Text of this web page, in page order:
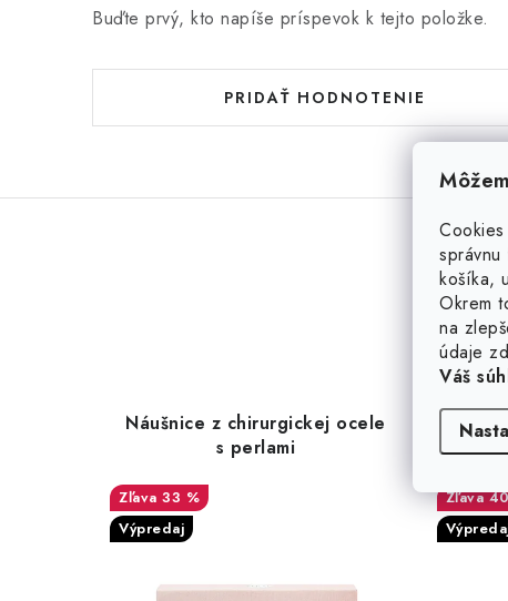
správnu
košíka,
Okrem
na
údaje
Váš
Buďte prvý, kto napíše príspevok k tejto položke.
PRIDAŤ HODNOTENIE
Náušnice z chirurgickej ocele
s perlami
33 %
Výpredaj